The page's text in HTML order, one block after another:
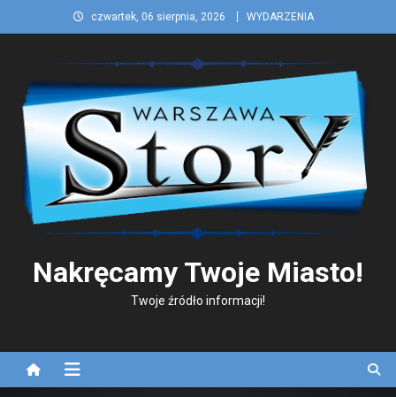
to
czwartek, 06 sierpnia, 2026 WYDARZENIA
Nakręcamy Twoje Miasto!
Twoje źródło informacji!